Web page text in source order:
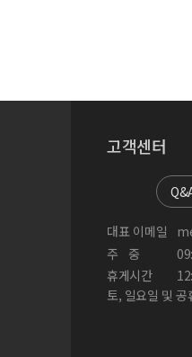
고객센터
대표 이메일
주
중
휴게시간
토, 일요일 및